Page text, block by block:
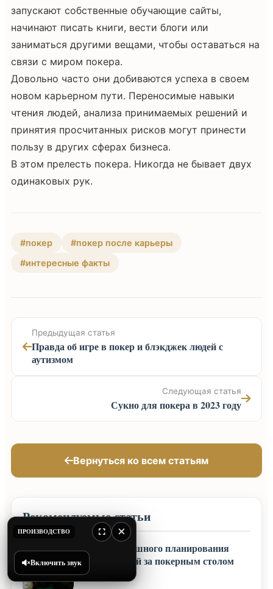
запускают собственные обучающие сайты,
начинают писать книги, вести блоги или
заниматься другими вещами, чтобы оставаться на
связи с миром покера.
Довольно часто они добиваются успеха в своем
новом карьерном пути. Переносимые навыки
чтения людей, анализа принимаемых решений и
принятия просчитанных рисков могут принести
пользу в других сферах бизнеса.
В этом прелесть покера. Никогда не бывает двух
одинаковых рук.
#покер
#покер после карьеры
#интересные факты
Предыдущая статья
Правда об игре в покер и блэкджек людей с
аутизмом
Следующая статья
Сукно для покера в 2023 году
Вернуться ко всем статьям
Рекомендуемые статьи
Секреты успешного планирования
своих действий за покерным столом
ПРОИЗВОДСТВО ×
Включить звук